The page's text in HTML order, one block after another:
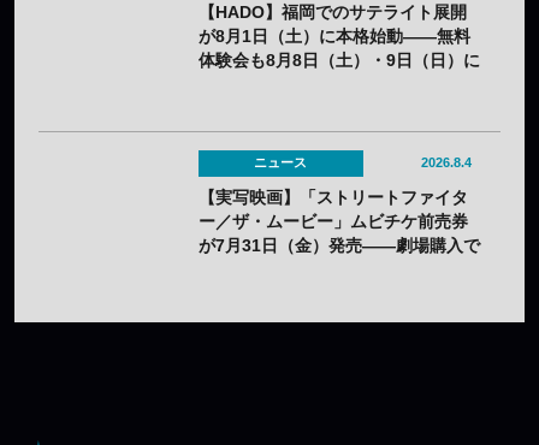
【HADO】福岡でのサテライト展開
が8月1日（土）に本格始動——無料
体験会も8月8日（土）・9日（日）に
ニュース 2026.8.4
【実写映画】「ストリートファイタ
ー／ザ・ムービー」ムビチケ前売券
が7月31日（金）発売——劇場購入で